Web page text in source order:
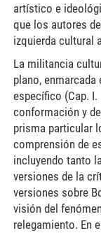
artístico e
que los autores
izquierda cultural
La militancia
plano,
específico (Cap. I.
conformación y
prisma particular
comprensión de
incluyendo tanto
versiones de la
versiones sobre
visión del
relegamiento. En